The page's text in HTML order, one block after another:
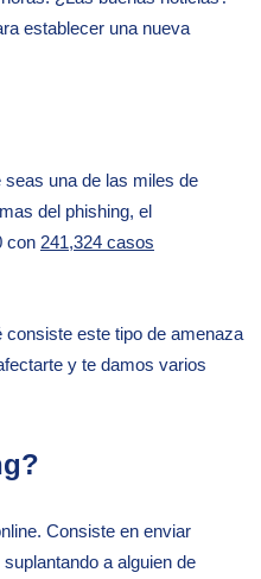
establecer una nueva
una de las miles de
del phishing, el
con 241,324 casos
este tipo de amenaza
y te damos varios
Consiste en enviar
a alguien de